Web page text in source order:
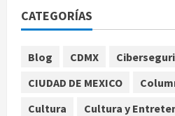
Detienen a
drogas y
CATEGORÍAS
Blog CDMX
CIUDAD DE MEXICO
Cultura
Cultura y